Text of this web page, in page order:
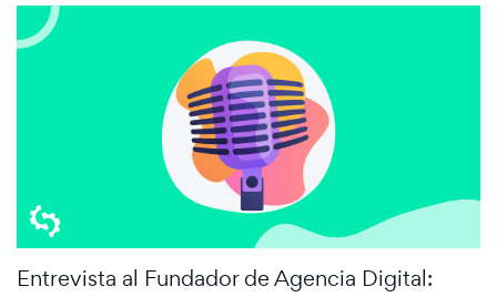
Entrevista al Fundador de Agencia Digital: